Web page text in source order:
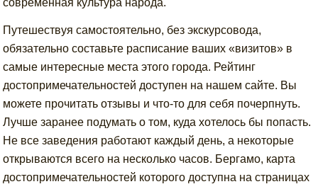
современная культура народа.
Путешествуя самостоятельно, без экскурсовода,
обязательно составьте расписание ваших «визитов» в
самые интересные места этого города. Рейтинг
достопримечательностей доступен на нашем сайте. Вы
можете прочитать отзывы и что-то для себя почерпнуть.
Лучше заранее подумать о том, куда хотелось бы попасть.
Не все заведения работают каждый день, а некоторые
открываются всего на несколько часов. Бергамо, карта
достопримечательностей которого доступна на страницах